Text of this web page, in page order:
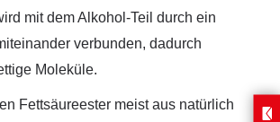
mit dem Alkohol-Teil durch ein
verbunden, dadurch
Moleküle.
Fettsäureester meist aus natürlich